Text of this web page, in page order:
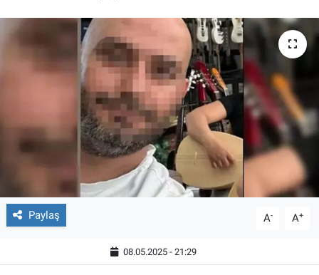
Paylaş A- A+
08.05.2025 - 21:29
Röportaj
Video Galeri